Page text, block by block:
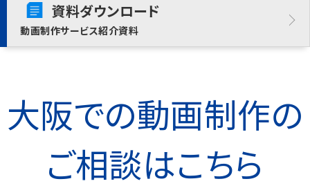
資料ダウンロード
動画制作サービス紹介資料
大阪での動画制作の
ご相談はこちら